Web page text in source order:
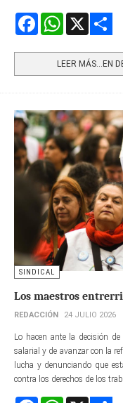
FacebookWhatsApp
LEER MÁS…EN
SINDICAL
Los maestros
REDACCIÓN 24 JULIO 2026
Lo hacen ante la decisión
salarial y de avanzar con la
lucha y denunciando que
contra los derechos de los